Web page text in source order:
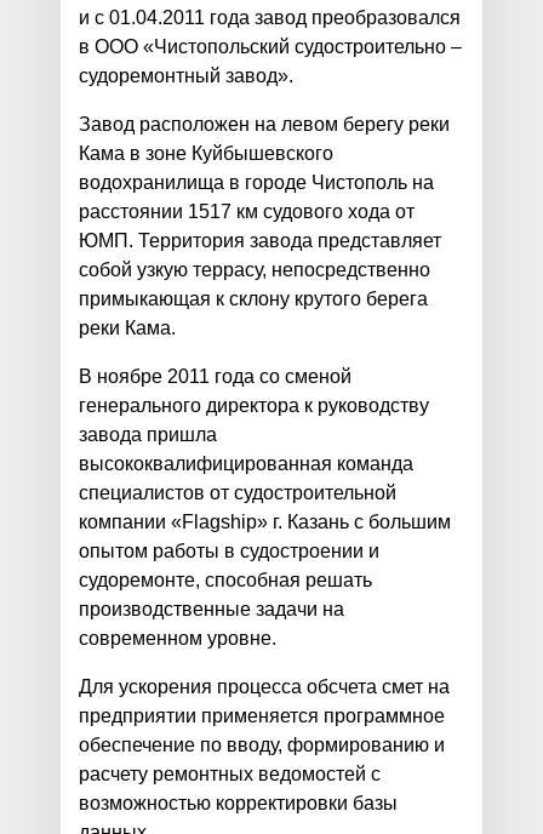
и с 01.04.2011 года завод преобразовался
в ООО «Чистопольский судостроительно –
судоремонтный завод».
Завод расположен на левом берегу реки
Кама в зоне Куйбышевского
водохранилища в городе Чистополь на
расстоянии 1517 км судового хода от
ЮМП. Территория завода представляет
собой узкую террасу, непосредственно
примыкающая к склону крутого берега
реки Кама.
В ноябре 2011 года со сменой
генерального директора к руководству
завода пришла
высококвалифицированная команда
специалистов от судостроительной
компании «Flagship» г. Казань с большим
опытом работы в судостроении и
судоремонте, способная решать
производственные задачи на
современном уровне.
Для ускорения процесса обсчета смет на
предприятии применяется программное
обеспечение по вводу, формированию и
расчету ремонтных ведомостей с
возможностью корректировки базы